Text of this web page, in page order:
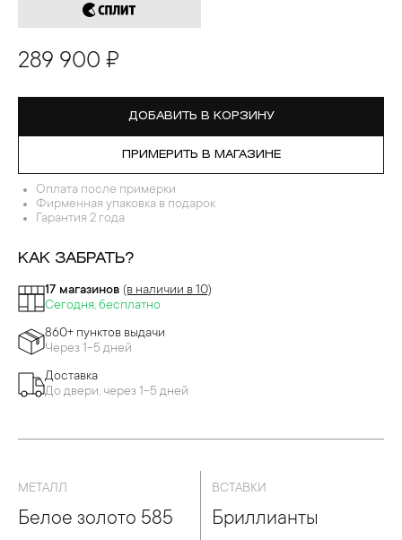
289 900 ₽
ДОБАВИТЬ В КОРЗИНУ
ПРИМЕРИТЬ В МАГАЗИНЕ
Оплата после примерки
Фирменная упаковка в подарок
Гарантия 2 года
КАК ЗАБРАТЬ?
17 магазинов (в наличии в 10)
Сегодня, бесплатно
860+ пунктов выдачи
Через 1-5 дней
Доставка
До двери, через 1-5 дней
МЕТАЛЛ
Белое золото 585
ВСТАВКИ
Бриллианты